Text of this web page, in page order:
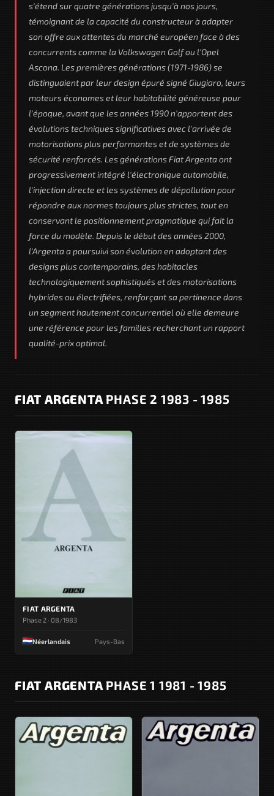
s'étend sur quatre générations jusqu'à nos jours,
témoignant de la capacité du constructeur à adapter
son offre aux attentes du marché européen face à des
concurrents comme la Volkswagen Golf ou l'Opel
Ascona. Les premières générations (1971-1986) se
distinguaient par leur design épuré signé Giugiaro, leurs
moteurs économes et leur habitabilité généreuse pour
l'époque, avant que les années 1990 n'apportent des
évolutions techniques significatives avec l'arrivée de
motorisations plus performantes et de systèmes de
sécurité renforcés. Les générations Fiat Argenta ont
progressivement intégré l'électronique automobile,
l'injection directe et les systèmes de dépollution pour
répondre aux normes toujours plus strictes, tout en
conservant le positionnement pragmatique qui fait la
force du modèle. Depuis le début des années 2000,
l'Argenta a poursuivi son évolution en adoptant des
designs plus contemporains, des habitacles
technologiquement sophistiqués et des motorisations
hybrides ou électrifiées, renforçant sa pertinence dans
un segment hautement concurrentiel où elle demeure
une référence pour les familles recherchant un rapport
qualité-prix optimal.
FIAT ARGENTA PHASE 2 1983 - 1985
FIAT ARGENTA
Phase 2 · 08/1983
Néerlandais Pays-Bas
FIAT ARGENTA PHASE 1 1981 - 1985